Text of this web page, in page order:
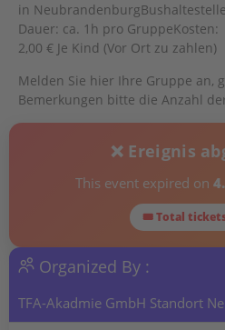
in Neubrandenburg
Dauer: ca. 1h pro GruppeKosten:
2,00 € Je Kind (Vor Ort zu zahlen)
Melden Sie hier Ihre Gruppe an,
Bemerkungen bitte die Anzahl
❌ Ereignis
This event expired on
🎟 Total
Organized By :
TFA-Akadmie GmbH Standort